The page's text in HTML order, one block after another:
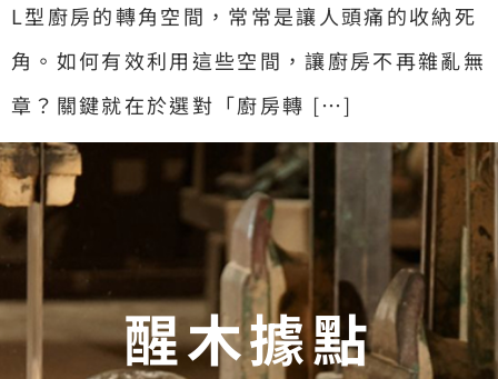
L型廚房的轉角空間，常常是讓人頭痛的收納死
角。如何有效利用這些空間，讓廚房不再雜亂無
章？關鍵就在於選對「廚房轉 […]
醒木據點